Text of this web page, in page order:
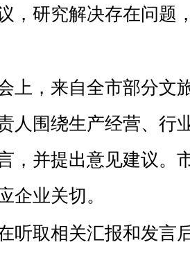
，研究解决存在问题
上，来自全市部分文
人围绕生产经营、行
，并提出意见建议。
企业关切。
听取相关汇报和发言